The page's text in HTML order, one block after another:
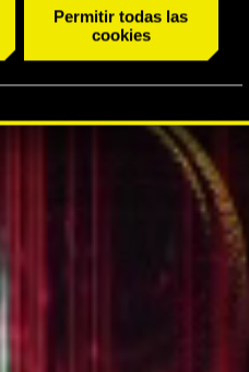
Permitir todas las
cookies